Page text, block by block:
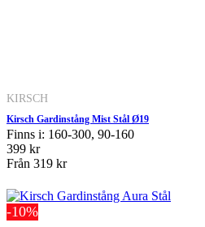
KIRSCH
Kirsch Gardinstång Mist Stål Ø19
Finns i: 160-300, 90-160
399 kr
Från 319 kr
-10%